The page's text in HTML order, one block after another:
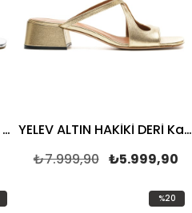
YELEV GÜMÜŞ HAKİKİ DERİ Kadın TOPUKLU TERLİK
YELEV ALTIN HAKİKİ DERİ Kadın TOPUKLU TERLİK
₺5.999,90
₺7.999,90
%20